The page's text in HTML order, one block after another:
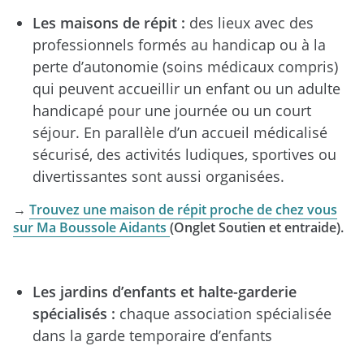
Les maisons de répit : des lieux avec des
professionnels formés au handicap ou à la
perte d’autonomie (soins médicaux compris)
qui peuvent accueillir un enfant ou un adulte
handicapé pour une journée ou un court
séjour. En parallèle d’un accueil médicalisé
sécurisé, des activités ludiques, sportives ou
divertissantes sont aussi organisées.
→ Trouvez une maison de répit proche de chez vous
sur Ma Boussole Aidants (OngletSoutien et entraide).
Les jardins d’enfants et halte-garderie
spécialisés : chaque association spécialisée
dans la garde temporaire d’enfants